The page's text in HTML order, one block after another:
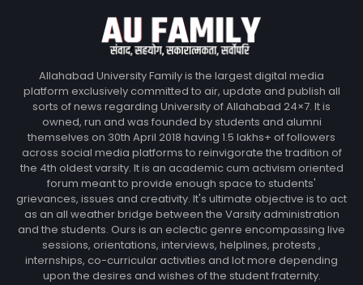
Allahabad University Family is the largest digital media
platform exclusively committed to air, update and publish all
sorts of news regarding University of Allahabad 24×7. It is
owned, run and was founded by students and alumni
themselves on 30th April 2018 having 1.5 lakhs+ of followers
across social media platforms to reinvigorate the tradition of
the 4th oldest varsity. It is an academic cum activism oriented
forum meant to provide enough space to students'
grievances, issues and creativity. It's ultimate objective is to act
as an all weather bridge between the Varsity administration
and the students. Ours is an eclectic genre encompassing live
sessions, orientations, interviews, helplines, protests ,
internships, co-curricular activities and lot more depending
upon the desires and wishes of the student fraternity.